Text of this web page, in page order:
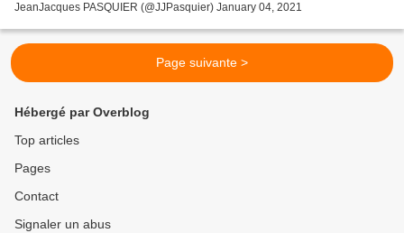
JeanJacques PASQUIER (@JJPasquier) January 04, 2021
Page suivante >
Hébergé par Overblog
Top articles
Pages
Contact
Signaler un abus